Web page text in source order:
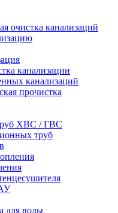
очистка канализаций
канализации
канализаций
прочистка
ХВС / ГВС
труб
для воды